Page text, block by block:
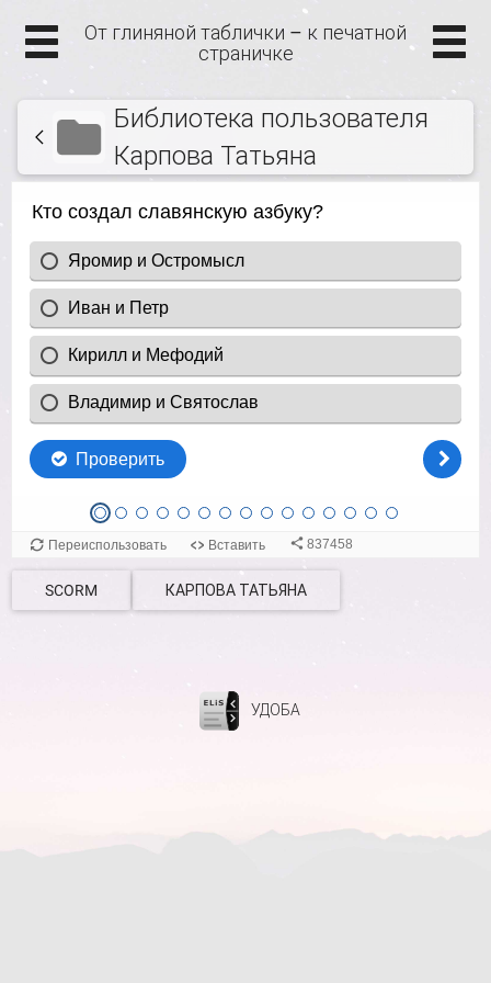
От глиняной таблички – к печатной
страничке
Библиотека пользователя
Карпова Татьяна
SCORM КАРПОВА ТАТЬЯНА
УДОБА